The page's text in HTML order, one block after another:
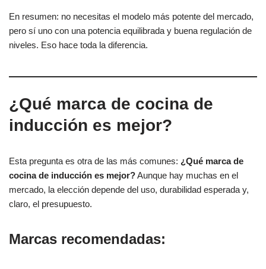
En resumen: no necesitas el modelo más potente del mercado,
pero sí uno con una potencia equilibrada y buena regulación de
niveles. Eso hace toda la diferencia.
¿Qué marca de cocina de
inducción es mejor?
Esta pregunta es otra de las más comunes: ¿Qué marca de
cocina de inducción es mejor?Aunque hay muchas en el
mercado, la elección depende del uso, durabilidad esperada y,
claro, el presupuesto.
Marcas recomendadas: